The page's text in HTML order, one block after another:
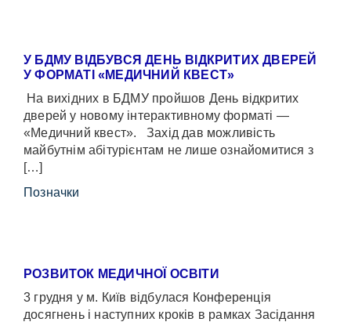
У БДМУ ВІДБУВСЯ ДЕНЬ ВІДКРИТИХ ДВЕРЕЙ
У ФОРМАТІ «МЕДИЧНИЙ КВЕСТ»
На вихідних в БДМУ пройшов День відкритих
дверей у новому інтерактивному форматі —
«Медичний квест». Захід дав можливість
майбутнім абітурієнтам не лише ознайомитися з
[…]
Позначки
РОЗВИТОК МЕДИЧНОЇ ОСВІТИ
3 грудня у м. Київ відбулася Конференція
досягнень і наступних кроків в рамках Засідання